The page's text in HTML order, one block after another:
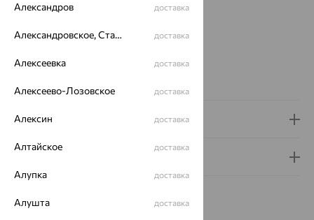
Плетение:
Металл:Серебро
Страна происхождения:
РОССИЯ
Доставка и оплата
Александров доставка
Александровское, Ставропольский край доставка
Алексеевка доставка
Алексеево-Лозовское доставка
Алексин доставка
Алтайское доставка
Алупка доставка
Алушта доставка